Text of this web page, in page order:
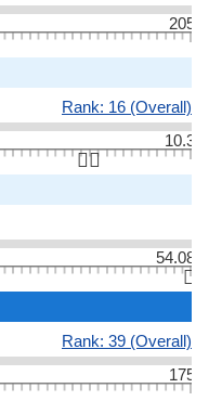
205
Rank: 16 (Overall)
10.3
👆🏻
54.08
👆🏻
Rank: 39 (Overall)
175